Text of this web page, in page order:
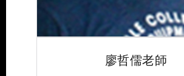
廖哲儒老師